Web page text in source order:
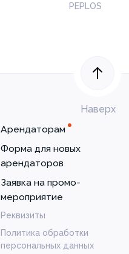
PEPLOS
Наверх
Арендаторам
Форма для новых
арендаторов
Заявка на промо-
мероприятие
Реквизиты
Политика обработки
персональных данных